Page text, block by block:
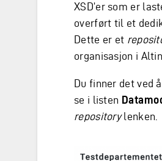
XSD’er som er
overført til et
Dette er et
organisasjon i
Du finner det ved
se i listen
repositorylenken.